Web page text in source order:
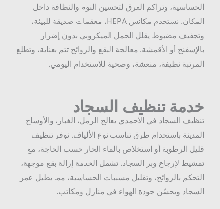
الحساسية، وتراكم العرق لتحسين النوم والنظافة داخل
المكان. نستخدم مكانس HEPA، معقمات صديقة للبيئة،
وتجفيف مضبوط يقلل الحمل الميكروبي بدون إضرار
بالإسفنج أو الأقمشة. معالجة البقع والروائح تتم بعناية، وتطلع
المرتبة نظيفة، منعشة، وصحية للاستخدام اليومي.
خدمة تنظيف السجاد
تنظيف السجاد في الأحمدي يعالج الرمل، الغبار، والأوساخ
المدينة باستخدام طرق تناسب نوع الألياف. نوفر تنظيف
قليل الرطوبة أو استخلاص بالماء الحار حسب الحاجة، مع
تمشيط لإرجاع وبر السجاد. تشمل الخدمة إزالة بقع موجهة،
التحكم بالروائح، وتقليل مسببات الحساسية، مما يطيل عمر
السجاد ويحسّن جودة الهواء في منازل ومكاتب.